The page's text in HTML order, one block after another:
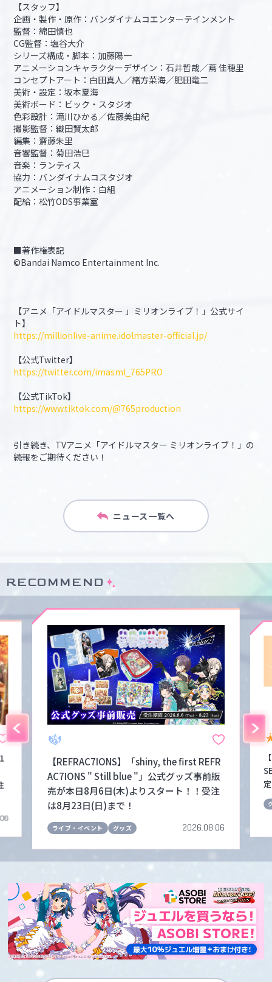
【スタッフ】
企画・製作・原作：バンダイナムコエンターテインメント
監督：綿田慎也
CG監督：塩谷大介
シリーズ構成・脚本：加藤陽一
アニメーションキャラクターデザイン：石井哲哉／蔦 佳穂里
コンセプトアート：白田真人／緒方菜海／肥田竜二
美術・設定：坂本夏海
美術ボード：ビック・スタジオ
色彩設計：滝川ひかる／佐藤美由紀
撮影監督：織田賢太郎
編集：齋藤朱里
音響監督：菊田浩巳
音楽：ランティス
協力：バンダイナムコスタジオ
アニメーション制作：白組
配給：松竹ODS事業室
■著作権表記
©Bandai Namco Entertainment Inc.
【アニメ「アイドルマスター 」ミリオンライブ！」公式サイ
ト】
https://millionlive-anime.idolmaster-official.jp/
【公式Twitter】
https://twitter.com/imasml_765PRO
【公式TikTok】
https://www.tiktok.com/@765production
引き続き、TVアニメ「アイドルマスター ミリオンライブ！」の
続報をご期待ください！
ニュース一覧へ
RECOMMEND
【REFRAC7IONS】「shiny, the first REFR
AC7IONS " Still blue "」公式グッズ事前販
売が本日8月6日(木)よりスタート！！受注
は8月23日(日)まで！
ライブ・イベント グッズ 2026.08.06